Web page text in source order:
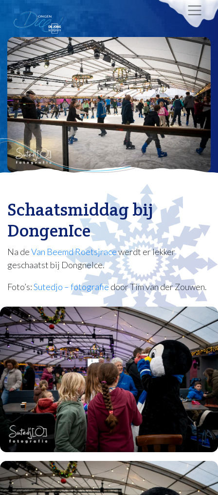
Schaatsmiddag bij
DongenIce
Na deVan Beemd Roetsjracewerdt er lekker
geschaatst bij DongneIce.
Foto’s:Sutedjo – fotografiedoor Tim van der Zouwen.